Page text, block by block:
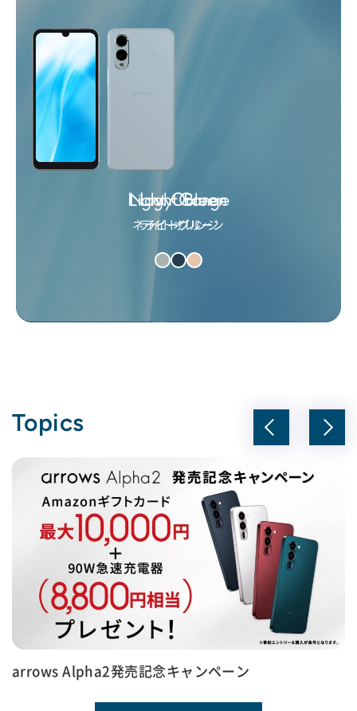
Light Blue
ライトブルー
Navy Green
ネイビーグリーン
Light Orange
ライトオレンジ
Topics
arrows Alpha2発売記念キャンペーン
ララしあコネクトは、Fヘルスケアへ